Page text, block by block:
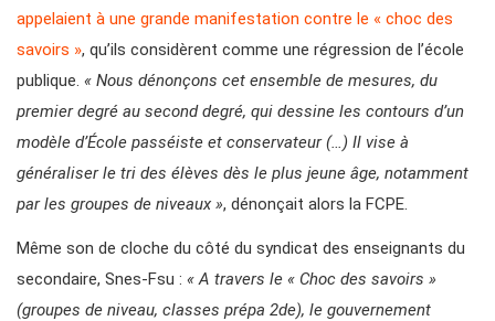
appelaient à une grande manifestation contre le « choc des
savoirs », qu’ils considèrent comme une régression de l’école
publique. « Nous dénonçons cet ensemble de mesures, du
premier degré au second degré, qui dessine les contours d’un
modèle d’École passéiste et conservateur (…) Il vise à
généraliser le tri des élèves dès le plus jeune âge, notamment
par les groupes de niveaux », dénonçait alors la FCPE.
Même son de cloche du côté du syndicat des enseignants du
secondaire, Snes-Fsu : « A travers le « Choc des savoirs »
(groupes de niveau, classes prépa 2de), le gouvernement